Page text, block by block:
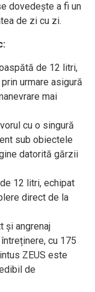
dovedește a fi un
de zi cu zi.
de 12 litri,
urmare asigură
mai
cu o singură
sub obiectele
datorită gărzii
12 litri, echipat
direct de la
și angrenaj
cu 175
ZEUS este
de